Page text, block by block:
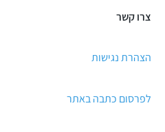
צרו קשר
הצהרת נגישות
לפרסום כתבה באתר